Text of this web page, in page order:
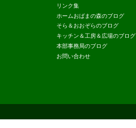
リンク集
ホームおばまの森のブログ
そら＆おおぞらのブログ
キッチン＆工房＆広場のブログ
本部事務局のブログ
お問い合わせ